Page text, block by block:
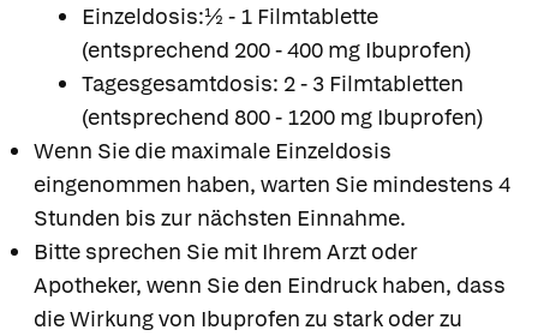
Einzeldosis:½ - 1 Filmtablette
(entsprechend 200 - 400 mg Ibuprofen)
Tagesgesamtdosis: 2 - 3 Filmtabletten
(entsprechend 800 - 1200 mg Ibuprofen)
Wenn Sie die maximale Einzeldosis
eingenommen haben, warten Sie mindestens 4
Stunden bis zur nächsten Einnahme.
Bitte sprechen Sie mit Ihrem Arzt oder
Apotheker, wenn Sie den Eindruck haben, dass
die Wirkung von Ibuprofen zu stark oder zu